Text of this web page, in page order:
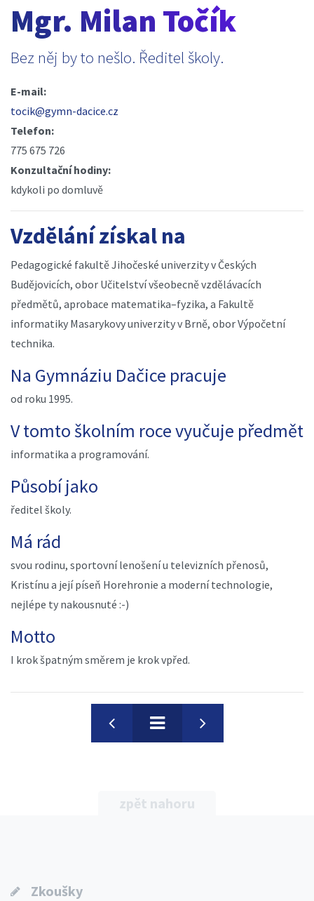
Mgr. Milan Točík
Bez něj by to nešlo. Ředitel školy.
E-mail:
tocik@gymn-dacice.cz
Telefon:
775 675 726
Konzultační hodiny:
kdykoli po domluvě
Vzdělání získal na
Pedagogické fakultě Jihočeské univerzity v Českých
Budějovicích, obor Učitelství všeobecně vzdělávacích
předmětů, aprobace matematika–fyzika, a Fakultě
informatiky Masarykovy univerzity v Brně, obor Výpočetní
technika.
Na Gymnáziu Dačice pracuje
od roku 1995.
V tomto školním roce vyučuje předmět
informatika a programování.
Působí jako
ředitel školy.
Má rád
svou rodinu, sportovní lenošení u televizních přenosů,
Kristínu a její píseň Horehronie a moderní technologie,
nejlépe ty nakousnuté :-)
Motto
I krok špatným směrem je krok vpřed.
zpět nahoru
Zkoušky